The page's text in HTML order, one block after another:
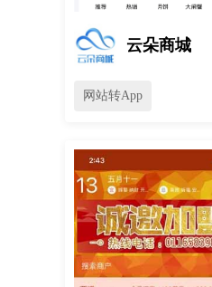
云朵商城
网站转App